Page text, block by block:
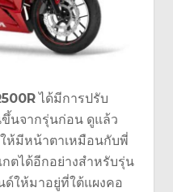
ได้มีการปรับ
นจากรุ่นก่อน ดูแล้ว
ห้มีหน้าตาเหมือนกับพี่
ตได้อีกอย่างสำหรับรุ่น
ให้มาอยู่ที่ใต้แผงคอ